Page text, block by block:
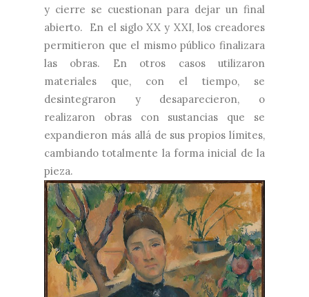
y cierre se cuestionan para dejar un final
abierto. En el siglo XX y XXI, los creadores
permitieron que el mismo público finalizara
las obras. En otros casos utilizaron
materiales que, con el tiempo, se
desintegraron y desaparecieron, o
realizaron obras con sustancias que se
expandieron más allá de sus propios límites,
cambiando totalmente la forma inicial de la
pieza.